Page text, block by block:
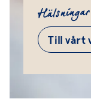
Till vårt